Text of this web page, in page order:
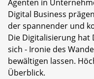
Agenten in
Digital Business
der spannender und
Die Digitalisierung
sich - Ironie des
bewältigen lassen.
Überblick.